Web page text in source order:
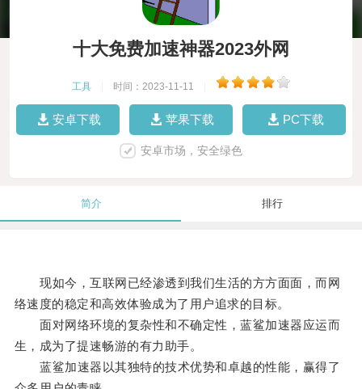
十大免费加速神器2023外网
工具 时间：2023-11-11
安卓下载 苹果下载 PC下载
安卓市场，安全绿色
简介 排行
现如今，互联网已经渗透到我们生活的方方面面，而网
络速度的稳定和高效体验成为了用户追求的目标。
面对网络环境的复杂性和不确定性，蓝鲨加速器应运而
生，成为了提速畅游的有力助手。
蓝鲨加速器以其独特的技术优势和卓越的性能，赢得了